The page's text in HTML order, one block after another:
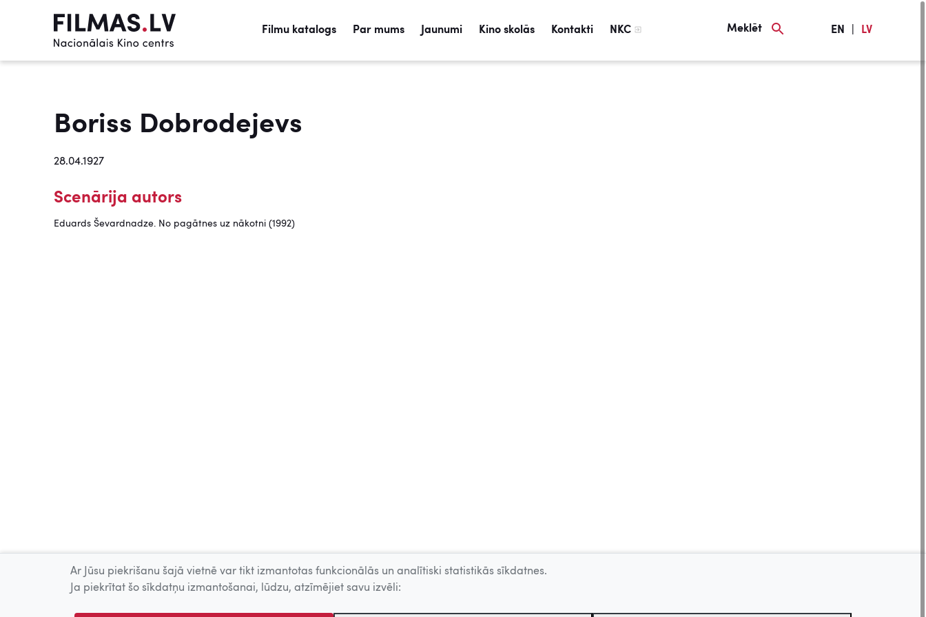
Filmu katalogs Par mums Jaunumi Kino skolās Kontakti NKC Meklēt EN LV
Boriss Dobrodejevs
28.04.1927
Scenārija autors
Eduards Ševardnadze. No pagātnes uz nākotni (1992)
Ar Jūsu piekrišanu šajā vietnē var tikt izmantotas funkcionālās un analītiski statistikās sīkdatnes.
Ja piekrītat šo sīkdatņu izmantošanai, lūdzu, atzīmējiet savu izvēli: